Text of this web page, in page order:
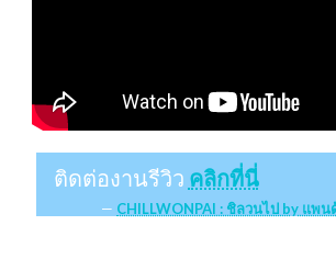
ติดต่องานรีวิว คลิกที่นี่
CHILLWONPAI : ชิลวนไป by แพ